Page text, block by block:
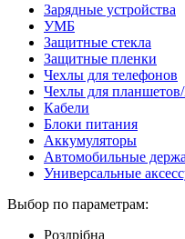
Зарядные устройства
УМБ
Защитные стекла
Защитные пленки
Чехлы для телефонов
Чехлы для
Кабели
Блоки питания
Аккумуляторы
Автомобильные
Универсальные
Выбор по параметрам:
Роздрібна